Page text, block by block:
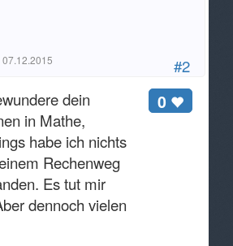
#2
07.12.2015
0
dein
in Mathe,
habe ich nichts
Rechenweg
Es tut mir
dennoch vielen